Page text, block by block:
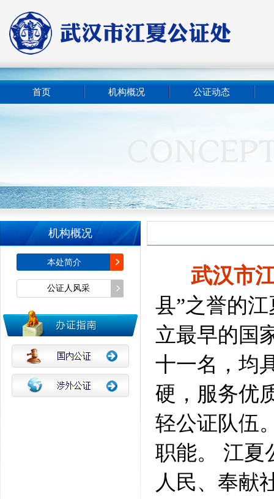
首页 机构概况 公证动态
机构概况
本处简介
公证人风采
武汉市
县”之誉的
立最早的国
十一名，均
硬，服务优
轻公证队伍
职能。 江夏
人民、奉献